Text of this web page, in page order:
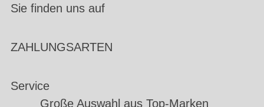
Sie finden uns auf
ZAHLUNGSARTEN
Service
Große Auswahl aus Top-Marken